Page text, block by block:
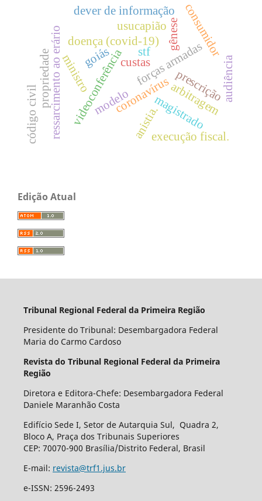
stf
videoconferênciacoronavírus
doença (covid-19)forças armadas
prescrição
ressarcimento ao erário magistrado
ministro
modelo
gênese
audiência
anistia.
goiás
usucapião
arbitragem
custas
dever de informação
propriedade
consumidor
código civil execução fiscal.
Edição Atual
Tribunal Regional Federal da Primeira Região
Presidente do Tribunal: Desembargadora Federal
Maria do Carmo Cardoso
Revista do Tribunal Regional Federal da Primeira
Região
Diretora e Editora-Chefe: Desembargadora Federal
Daniele Maranhão Costa
Edifício Sede I, Setor de Autarquia Sul, Quadra 2,
Bloco A, Praça dos Tribunais Superiores
CEP: 70070-900 Brasília/Distrito Federal, Brasil
E-mail: revista@trf1.jus.br
e-ISSN: 2596-2493